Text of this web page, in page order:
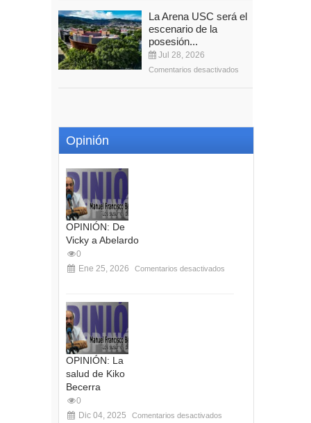
La Arena USC será el
escenario de la
posesión...
Jul 28, 2026
Comentarios desactivados
Opinión
OPINIÓN: De
Vicky a Abelardo
0
Ene 25, 2026
Comentarios desactivados
OPINIÓN: La
salud de Kiko
Becerra
0
Dic 04, 2025
Comentarios desactivados